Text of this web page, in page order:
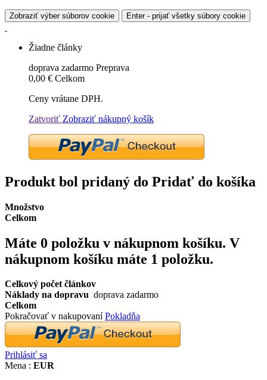
Zobraziť výber súborov cookie Enter - prijať všetky súbory cookie
Žiadne články
doprava zadarmo Preprava
0,00 € Celkom
Ceny vrátane DPH.
Zatvoriť Zobraziť nákupný košík
Produkt bol pridaný do Pridať do košíka
Množstvo
Celkom
Máte 0 položku v nákupnom košíku. V
nákupnom košíku máte 1 položku.
Celkový počet článkov
Náklady na dopravu doprava zadarmo
Celkom
Pokračovať v nakupovaníPokladňa
Prihlásiť sa
Mena : EUR